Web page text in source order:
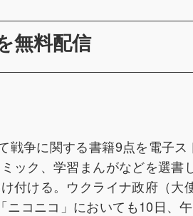
無料配信
戦争に関する書籍9点を電子ス
ック、学習まんがなどを選書し
付ける。ウクライナ政府（大
コニコ」においても10日、